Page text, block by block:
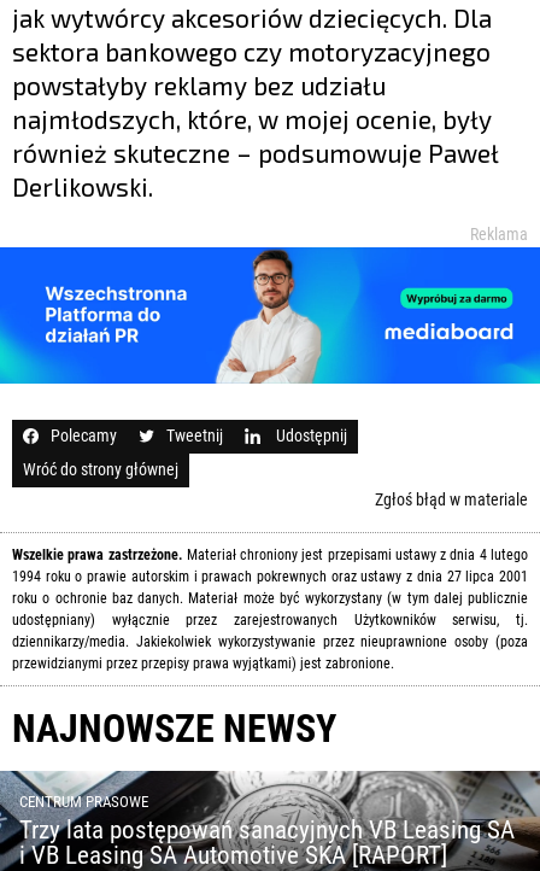
jak wytwórcy akcesoriów dziecięcych. Dla
sektora bankowego czy motoryzacyjnego
powstałyby reklamy bez udziału
najmłodszych, które, w mojej ocenie, były
również skuteczne – podsumowuje Paweł
Derlikowski.
Reklama
Polecamy Tweetnij
Udostępnij
Wróć do strony głównej
Zgłoś błąd w materiale
Wszelkie prawa zastrzeżone. Materiał chroniony jest przepisami ustawy z dnia 4 lutego
1994 roku o prawie autorskim i prawach pokrewnych oraz ustawy z dnia 27 lipca 2001
roku o ochronie baz danych. Materiał może być wykorzystany (w tym dalej publicznie
udostępniany) wyłącznie przez zarejestrowanych Użytkowników serwisu, tj.
dziennikarzy/media. Jakiekolwiek wykorzystywanie przez nieuprawnione osoby (poza
przewidzianymi przez przepisy prawa wyjątkami) jest zabronione.
NAJNOWSZE NEWSY
CENTRUM PRASOWE
Trzy lata postępowań sanacyjnych VB Leasing SA
i VB Leasing SA Automotive SKA [RAPORT]